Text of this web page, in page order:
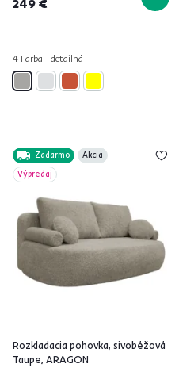
249 €
4 Farba - detailná
Zadarmo
Akcia
Výpredaj
Rozkladacia pohovka, sivobéžová
Taupe, ARAGON